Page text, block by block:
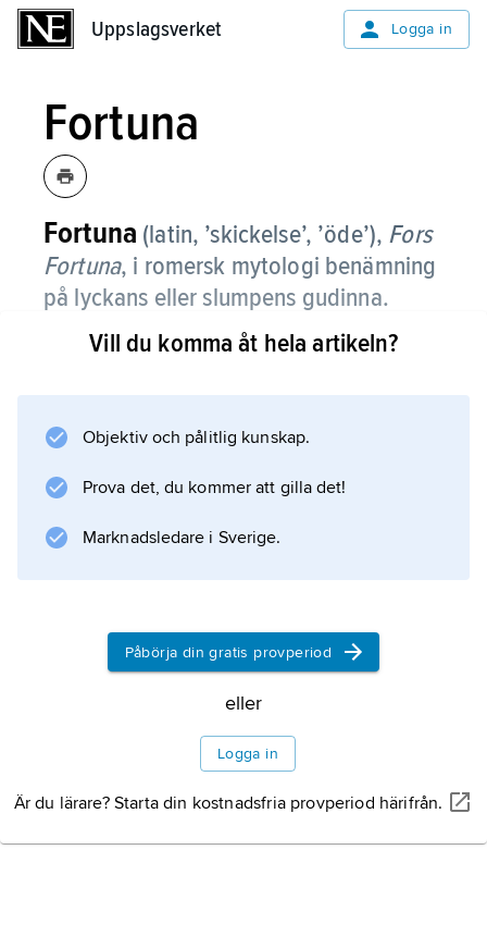
Uppslagsverket Logga in
Fortuna
Fortuna (latin, ’skickelse’, ’öde’), Fors
Fortuna, i romersk mytologi benämning
på lyckans eller slumpens gudinna.
Flera tempel i Rom vittnar om kulten av
denna kult i staden. Bland andra, äldre
framhållas. Här fanns också ett berömt orakel.
Vill du komma åt hela artikeln?
Objektiv och pålitlig kunskap.
Prova det, du kommer att gilla det!
Marknadsledare i Sverige.
Påbörja din gratis provperiod
eller
Logga in
Är du lärare? Starta din kostnadsfria provperiod härifrån.